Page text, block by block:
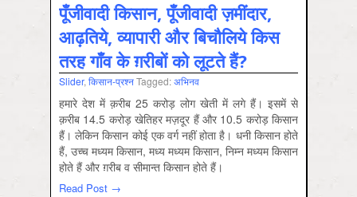
पूँजीवादी किसान, पूँजीवादी ज़मींदार,
आढ़तिये, व्यापारी और बिचौलिये किस
तरह गाँव के ग़रीबों को लूटते हैं?
Slider, किसान-प्रश्‍नTagged:अभिनव
हमारे देश में क़रीब 25 करोड़ लोग खेती में लगे हैं। इसमें से
क़रीब 14.5 करोड़ खेतिहर मज़दूर हैं और 10.5 करोड़ किसान
हैं। लेकिन किसान कोई एक वर्ग नहीं होता है। धनी किसान होते
हैं, उच्च मध्यम किसान, मध्य मध्यम किसान, निम्न मध्यम किसान
होते हैं और ग़रीब व सीमान्त किसान होते हैं।
Read Post →